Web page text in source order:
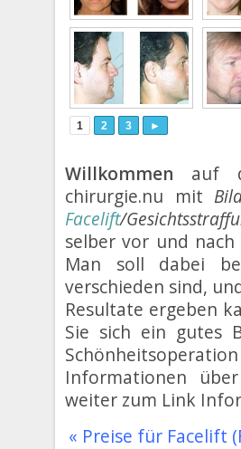
1 2 3 ►
Willkommen auf
chirurgie.nu mit
Facelift/
selber vor und
Man soll dabei
verschieden sind,
Resultate ergeben
Sie sich ein gutes
Informationen
weiter zum Link
« Preise für Facelift